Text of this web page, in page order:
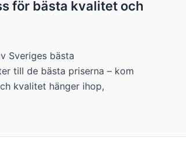
för bästa kvalitet och
Sveriges bästa
till de bästa priserna – kom
kvalitet hänger ihop,